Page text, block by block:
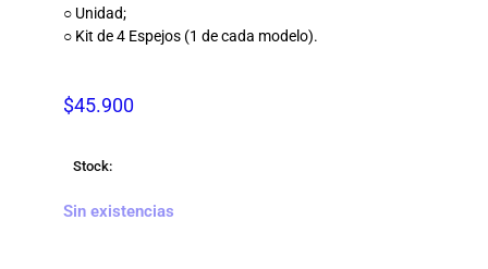
○ Unidad;
○ Kit de 4 Espejos (1 de cada modelo).
$45.900
Stock:
Sin existencias